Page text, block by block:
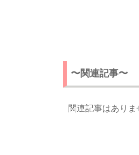
〜関連記事〜
関連記事はありま